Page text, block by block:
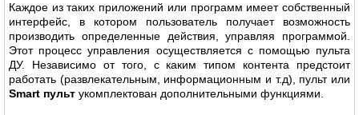
Каждое из таких приложений или программ имеет собственный
интерфейс, в котором пользователь получает возможность
производить определенные действия, управляя программой.
Этот процесс управления осуществляется с помощью пульта
ДУ. Независимо от того, с каким типом контента предстоит
работать (развлекательным, информационным и т.д), пульт или
Smart пульт укомплектован дополнительными функциями.